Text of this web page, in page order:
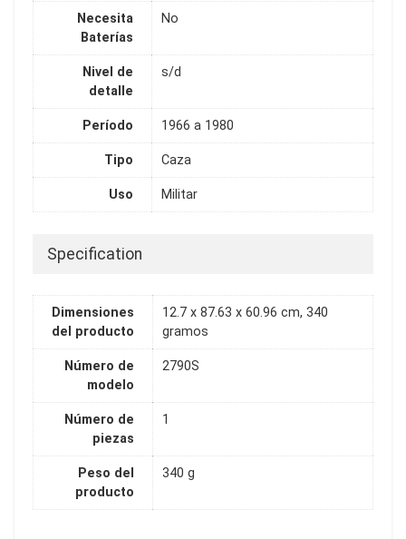
Necesita
Baterías
No
Nivel de
detalle
s/d
Período 1966 a 1980
Tipo Caza
Uso Militar
Specification
Dimensiones
del producto
12.7 x 87.63 x 60.96 cm, 340
gramos
Número de
modelo
2790S
Número de
piezas
1
Peso del
producto
340 g